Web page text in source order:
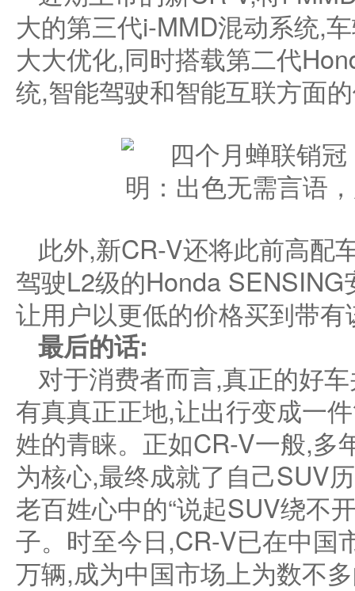
大的第三代i-MMD混动系统,
大大优化,同时搭载第二代
统,智能驾驶和智能互联方面
此外,新CR-V还将此前高配
驾驶L2级的Honda
让用户以更低的价格买到带
最后的话:
对于消费者而言,真正的好
有真真正正地,让出行变成一
姓的青睐。正如CR-V一般,多
为核心,最终成就了自己SUV
老百姓心中的“说起SUV绕不
子。时至今日,CR-V已在中国
万辆,成为中国市场上为数不